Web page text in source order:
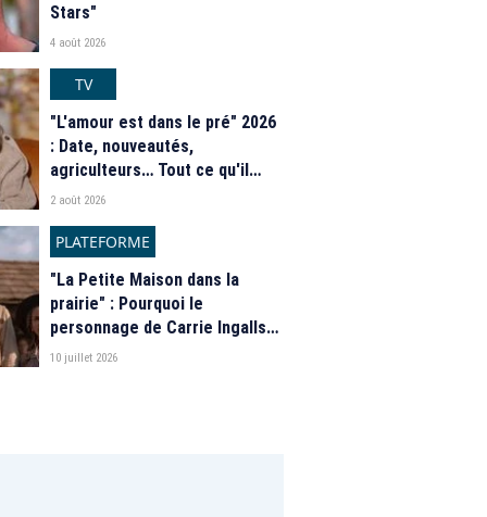
Stars"
4 août 2026
TV
"L'amour est dans le pré" 2026
: Date, nouveautés,
agriculteurs… Tout ce qu'il
faut savoir sur la saison 21 du
2 août 2026
PLATEFORME
"La Petite Maison dans la
prairie" : Pourquoi le
personnage de Carrie Ingalls
est absente de la nouvelle
10 juillet 2026